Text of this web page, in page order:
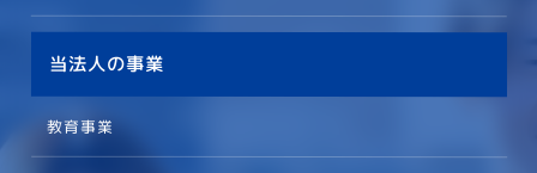
当法人の事業
教育事業